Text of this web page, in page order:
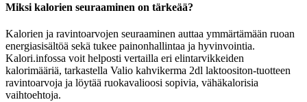
Miksi kalorien seuraaminen on tärkeää?
Kalorien ja ravintoarvojen seuraaminen auttaa ymmärtämään ruoan
energiasisältöä sekä tukee painonhallintaa ja hyvinvointia.
Kalori.infossa voit helposti vertailla eri elintarvikkeiden
kalorimääriä, tarkastella Valio kahvikerma 2dl laktoositon-tuotteen
ravintoarvoja ja löytää ruokavalioosi sopivia, vähäkalorisia
vaihtoehtoja.